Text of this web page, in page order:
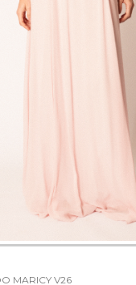
MARICY V26